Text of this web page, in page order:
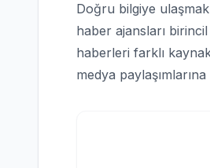
Doğru bilgiye
haber ajansları
haberleri farklı
medya